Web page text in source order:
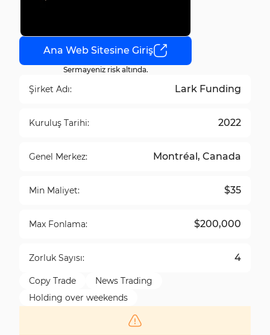
Ana Web Sitesine Giriş
Sermayeniz risk altında.
Şirket Adı: Lark Funding
Kuruluş Tarihi: 2022
Genel Merkez: Montréal, Canada
Min Maliyet: $35
Max Fonlama: $200,000
Zorluk Sayısı: 4
Copy Trade
News Trading
Holding over weekends